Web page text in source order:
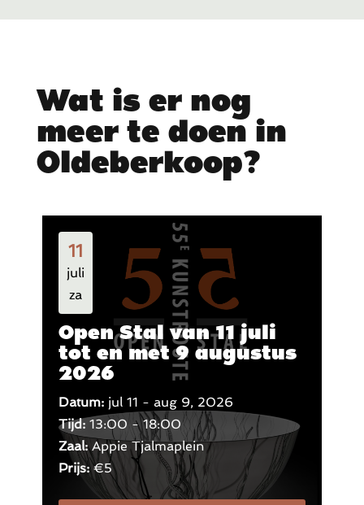
Wat is er nog
meer te doen in
Oldeberkoop?
11
juli
za
Open Stal van 11 juli
tot en met 9 augustus
2026
Datum: jul 11 - aug 9, 2026
Tijd: 13:00 - 18:00
Zaal:Appie Tjalmaplein
Prijs:€5